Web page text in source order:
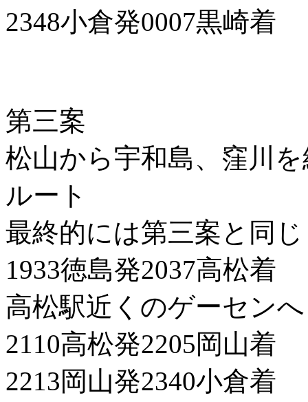
2348小倉発0007黒崎着
第三案
松山から宇和島、窪川
ルート
最終的には第三案と同じ
1933徳島発2037高松着
高松駅近くのゲーセンへ
2110高松発2205岡山着
2213岡山発2340小倉着